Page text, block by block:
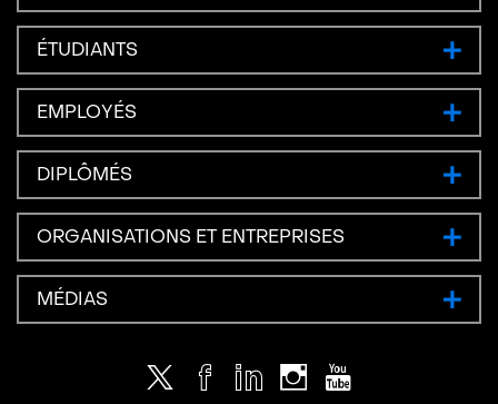
ÉTUDIANTS
EMPLOYÉS
DIPLÔMÉS
ORGANISATIONS ET ENTREPRISES
MÉDIAS
Twitter Facebook
LinkedInInstagramYoutube